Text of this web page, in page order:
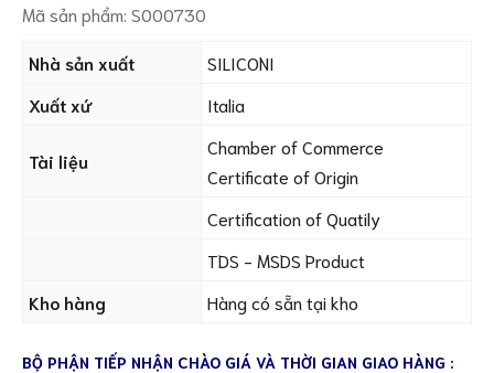
Mã sản phẩm: S000730
Nhà sản xuất
SILICONI
Xuất xứ
Italia
Tài liệu
Chamber of Commerce
Certificate of Origin
Certification of Quatily
TDS - MSDS Product
Kho hàng
Hàng có sẵn tại kho
BỘ PHẬN TIẾP NHẬN CHÀO GIÁ VÀ THỜI GIAN GIAO HÀNG :